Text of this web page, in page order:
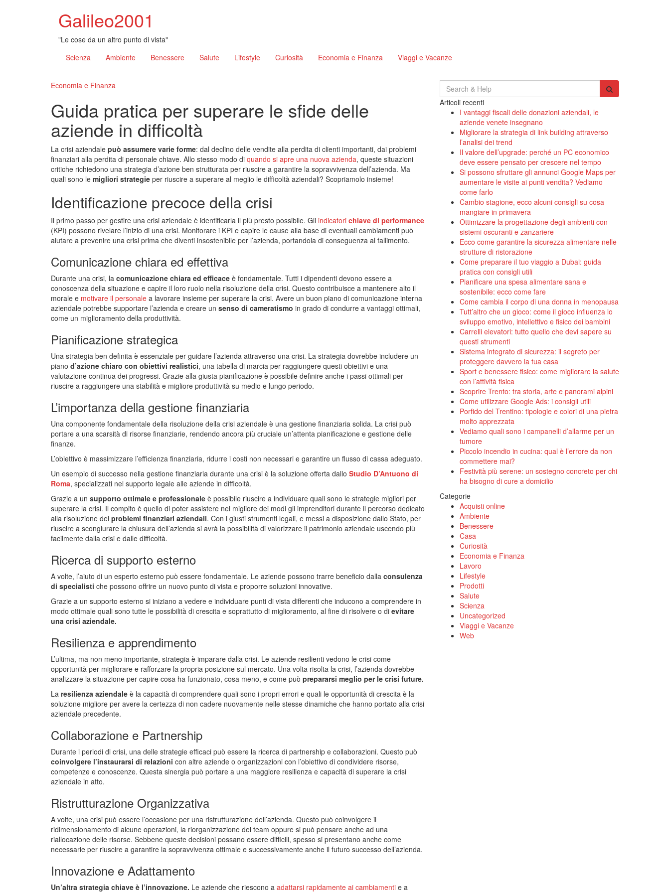
Galileo2001
"Le cose da un altro punto di vista"
Scienza
Ambiente Benessere Salute Lifestyle Curiosità Economia e Finanza Viaggi e Vacanze
Economia e Finanza
Guida pratica per superare le sfide delle
aziende in difficoltà
La crisi aziendale può assumere varie forme: dal declino delle vendite alla perdita di clienti importanti, dai problemi
finanziari alla perdita di personale chiave. Allo stesso modo di quando si apre una nuova azienda, queste situazioni
critiche richiedono una strategia d’azione ben strutturata per riuscire a garantire la sopravvivenza dell’azienda. Ma
quali sono le migliori strategie per riuscire a superare al meglio le difficoltà aziendali? Scopriamolo insieme!
Identificazione precoce della crisi
Il primo passo per gestire una crisi aziendale è identificarla il più presto possibile. Gli indicatori chiave di performance
(KPI) possono rivelare l’inizio di una crisi. Monitorare i KPI e capire le cause alla base di eventuali cambiamenti può
aiutare a prevenire una crisi prima che diventi insostenibile per l’azienda, portandola di conseguenza al fallimento.
Comunicazione chiara ed effettiva
Durante una crisi, la comunicazione chiara ed efficace è fondamentale. Tutti i dipendenti devono essere a
conoscenza della situazione e capire il loro ruolo nella risoluzione della crisi. Questo contribuisce a mantenere alto il
morale e motivare il personale a lavorare insieme per superare la crisi. Avere un buon piano di comunicazione interna
aziendale potrebbe supportare l’azienda e creare un senso di cameratismo in grado di condurre a vantaggi ottimali,
come un miglioramento della produttività.
Pianificazione strategica
Una strategia ben definita è essenziale per guidare l’azienda attraverso una crisi. La strategia dovrebbe includere un
piano d’azione chiaro con obiettivi realistici, una tabella di marcia per raggiungere questi obiettivi e una
valutazione continua dei progressi. Grazie alla giusta pianificazione è possibile definire anche i passi ottimali per
riuscire a raggiungere una stabilità e migliore produttività su medio e lungo periodo.
L’importanza della gestione finanziaria
Una componente fondamentale della risoluzione della crisi aziendale è una gestione finanziaria solida. La crisi può
portare a una scarsità di risorse finanziarie, rendendo ancora più cruciale un’attenta pianificazione e gestione delle
finanze.
L’obiettivo è massimizzare l’efficienza finanziaria, ridurre i costi non necessari e garantire un flusso di cassa adeguato.
Un esempio di successo nella gestione finanziaria durante una crisi è la soluzione offerta dallo Studio D’Antuono di
Roma, specializzati nel supporto legale alle aziende in difficoltà.
Grazie a un supporto ottimale e professionale è possibile riuscire a individuare quali sono le strategie migliori per
superare la crisi. Il compito è quello di poter assistere nel migliore dei modi gli imprenditori durante il percorso dedicato
alla risoluzione dei problemi finanziari aziendali. Con i giusti strumenti legali, e messi a disposizione dallo Stato, per
riuscire a scongiurare la chiusura dell’azienda si avrà la possibilità di valorizzare il patrimonio aziendale uscendo più
facilmente dalla crisi e dalle difficoltà.
Ricerca di supporto esterno
A volte, l’aiuto di un esperto esterno può essere fondamentale. Le aziende possono trarre beneficio dalla consulenza
di specialisti che possono offrire un nuovo punto di vista e proporre soluzioni innovative.
Grazie a un supporto esterno si iniziano a vedere e individuare punti di vista differenti che inducono a comprendere in
modo ottimale quali sono tutte le possibilità di crescita e soprattutto di miglioramento, al fine di risolvere o di evitare
una crisi aziendale.
Resilienza e apprendimento
L’ultima, ma non meno importante, strategia è imparare dalla crisi. Le aziende resilienti vedono le crisi come
opportunità per migliorare e rafforzare la propria posizione sul mercato. Una volta risolta la crisi, l’azienda dovrebbe
analizzare la situazione per capire cosa ha funzionato, cosa meno, e come può prepararsi meglio per le crisi future.
La resilienza aziendale è la capacità di comprendere quali sono i propri errori e quali le opportunità di crescita è la
soluzione migliore per avere la certezza di non cadere nuovamente nelle stesse dinamiche che hanno portato alla crisi
aziendale precedente.
Collaborazione e Partnership
Durante i periodi di crisi, una delle strategie efficaci può essere la ricerca di partnership e collaborazioni. Questo può
coinvolgere l’instaurarsi di relazioni con altre aziende o organizzazioni con l’obiettivo di condividere risorse,
competenze e conoscenze. Questa sinergia può portare a una maggiore resilienza e capacità di superare la crisi
aziendale in atto.
Ristrutturazione Organizzativa
A volte, una crisi può essere l’occasione per una ristrutturazione dell’azienda. Questo può coinvolgere il
ridimensionamento di alcune operazioni, la riorganizzazione dei team oppure si può pensare anche ad una
riallocazione delle risorse. Sebbene queste decisioni possano essere difficili, spesso si presentano anche come
necessarie per riuscire a garantire la sopravvivenza ottimale e successivamente anche il futuro successo dell’azienda.
Innovazione e Adattamento
Un’altra strategia chiave è l’innovazione. Le aziende che riescono a adattarsi rapidamente ai cambiamenti e a
Search
for:
Articoli recenti
I vantaggi fiscali delle donazioni aziendali, le
aziende venete insegnano
Migliorare la strategia di link building attraverso
l’analisi dei trend
Il valore dell’upgrade: perché un PC economico
deve essere pensato per crescere nel tempo
Si possono sfruttare gli annunci Google Maps per
aumentare le visite ai punti vendita? Vediamo
come farlo
Cambio stagione, ecco alcuni consigli su cosa
mangiare in primavera
Ottimizzare la progettazione degli ambienti con
sistemi oscuranti e zanzariere
Ecco come garantire la sicurezza alimentare nelle
strutture di ristorazione
Come preparare il tuo viaggio a Dubai: guida
pratica con consigli utili
Pianificare una spesa alimentare sana e
sostenibile: ecco come fare
Come cambia il corpo di una donna in menopausa
Tutt’altro che un gioco: come il gioco influenza lo
sviluppo emotivo, intellettivo e fisico dei bambini
Carrelli elevatori: tutto quello che devi sapere su
questi strumenti
Sistema integrato di sicurezza: il segreto per
proteggere davvero la tua casa
Sport e benessere fisico: come migliorare la salute
con l’attività fisica
Scoprire Trento: tra storia, arte e panorami alpini
Come utilizzare Google Ads: i consigli utili
Porfido del Trentino: tipologie e colori di una pietra
molto apprezzata
Vediamo quali sono i campanelli d’allarme per un
tumore
Piccolo incendio in cucina: qual è l’errore da non
commettere mai?
Festività più serene: un sostegno concreto per chi
ha bisogno di cure a domicilio
Categorie
Acquisti online
Ambiente
Benessere
Casa
Curiosità
Economia e Finanza
Lavoro
Lifestyle
Prodotti
Salute
Scienza
Uncategorized
Viaggi e Vacanze
Web